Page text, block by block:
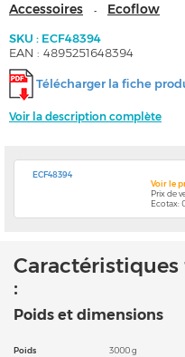
Accessoires - Ecoflow
SKU : ECF48394
EAN : 4895251648394
Télécharger la fiche
Voir la description complète
ECF48394
Voir le
Prix de
Ecotax:
:
Poids et dimensions
Poids 3000 g